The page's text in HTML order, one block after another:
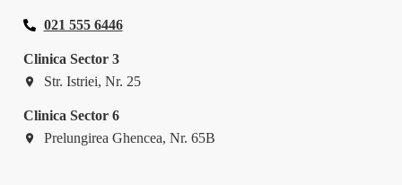
021 555 6446
Clinica Sector 3
Str. Istriei, Nr. 25
Clinica Sector 6
Prelungirea Ghencea, Nr. 65B